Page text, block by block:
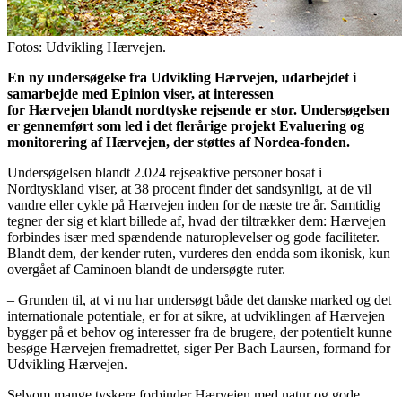
Fotos: Udvikling Hærvejen.
En ny undersøgelse fra Udvikling Hærvejen, udarbejdet i
samarbejde med Epinion viser, at interessen
for Hærvejen blandt nordtyske rejsende er stor. Undersøgelsen
er gennemført som led i det flerårige projekt Evaluering og
monitorering af Hærvejen, der støttes af Nordea-fonden.
Undersøgelsen blandt 2.024 rejseaktive personer bosat i
Nordtyskland viser, at 38 procent finder det sandsynligt, at de vil
vandre eller cykle på Hærvejen inden for de næste tre år. Samtidig
tegner der sig et klart billede af, hvad der tiltrækker dem: Hærvejen
forbindes især med spændende naturoplevelser og gode faciliteter.
Blandt dem, der kender ruten, vurderes den endda som ikonisk, kun
overgået af Caminoen blandt de undersøgte ruter.
– Grunden til, at vi nu har undersøgt både det danske marked og det
internationale potentiale, er for at sikre, at udviklingen af Hærvejen
bygger på et behov og interesser fra de brugere, der potentielt kunne
besøge Hærvejen fremadrettet, siger Per Bach Laursen, formand for
Udvikling Hærvejen.